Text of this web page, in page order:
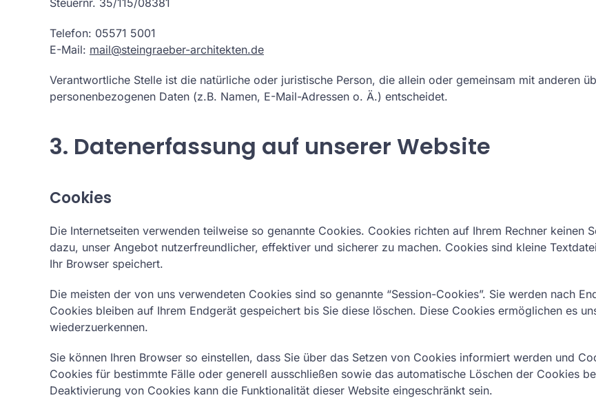
Steuernr. 35/115/08381
Telefon: 05571 5001
E-Mail: mail@steingraeber-architekten.de
Verantwortliche Stelle ist die natürliche oder juristische Person, die allein oder gemeinsam mit anderen
personenbezogenen Daten (z.B. Namen, E-Mail-Adressen o. Ä.) entscheidet.
3. Datenerfassung auf unserer Website
Cookies
Die Internetseiten verwenden teilweise so genannte Cookies. Cookies richten auf Ihrem Rechner keinen
dazu, unser Angebot nutzerfreundlicher, effektiver und sicherer zu machen. Cookies sind kleine
Ihr Browser speichert.
Die meisten der von uns verwendeten Cookies sind so genannte “Session-Cookies”. Sie werden nach
Cookies bleiben auf Ihrem Endgerät gespeichert bis Sie diese löschen. Diese Cookies ermöglichen es
wiederzuerkennen.
Sie können Ihren Browser so einstellen, dass Sie über das Setzen von Cookies informiert werden und
Cookies für bestimmte Fälle oder generell ausschließen sowie das automatische Löschen der Cookies
Deaktivierung von Cookies kann die Funktionalität dieser Website eingeschränkt sein.